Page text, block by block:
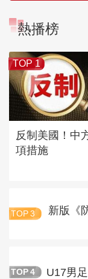
熱播榜
TOP 1
反制美國！中
項措施
TOP 3 新版《
TOP 4 U17男